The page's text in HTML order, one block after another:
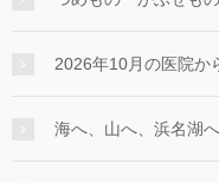
2026年10月の医院か
海へ、山へ、浜名湖